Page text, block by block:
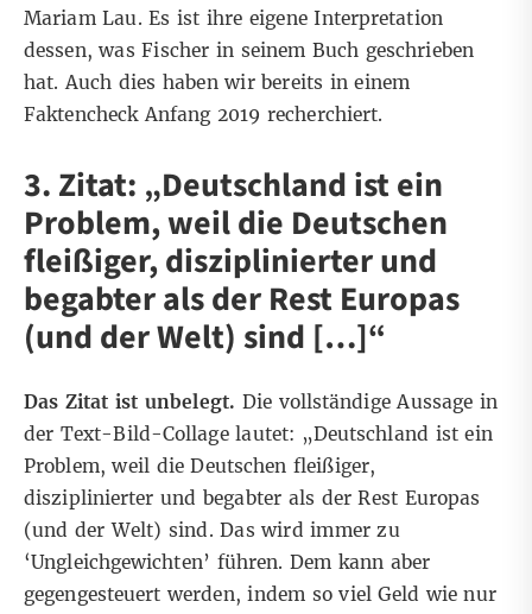
Mariam Lau. Es ist ihre eigene Interpretation
dessen, was Fischer in seinem Buch geschrieben
hat. Auch dies haben wir bereits in einem
FaktencheckAnfang 2019 recherchiert.
3. Zitat: „Deutschland ist ein
Problem, weil die Deutschen
fleißiger, disziplinierter und
begabter als der Rest Europas
(und der Welt) sind […]“
Das Zitat ist unbelegt. Die vollständige Aussage in
der Text-Bild-Collage lautet: „Deutschland ist ein
Problem, weil die Deutschen fleißiger,
disziplinierter und begabter als der Rest Europas
(und der Welt) sind. Das wird immer zu
‘Ungleichgewichten’ führen. Dem kann aber
gegengesteuert werden, indem so viel Geld wie nur